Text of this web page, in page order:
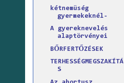
kétnemüség
gyermekeknél-
A gyereknevelés
alaptörvényei
BŐRFERTŐZÉSEK
TERHESSÉGMEGSZAKÍTÁ
S